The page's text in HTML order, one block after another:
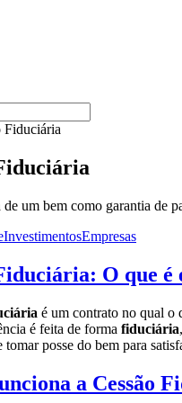
Fiduciária
de um bem como garantia de
InvestimentosEmpresas
O que é
é um contrato no qual o
é feita de forma fiduciária
tomar posse do bem para
a Cessão